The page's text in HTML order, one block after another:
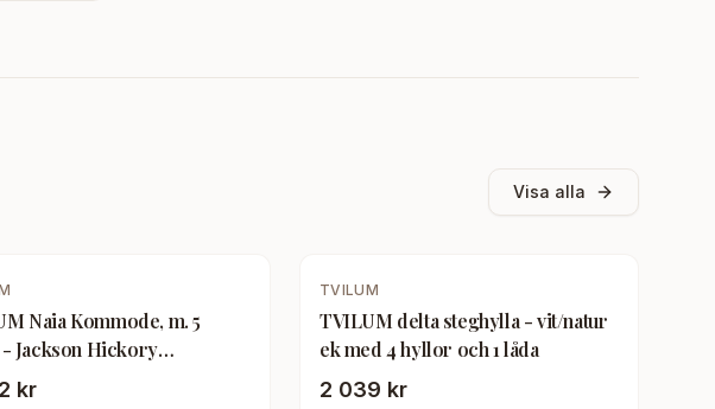
Visa alla
Naia Kommode, m. 5
Jackson Hickory
kr
TVILUM
TVILUM delta steghylla - vit/natur
ek med 4 hyllor och 1 låda
2 039 kr